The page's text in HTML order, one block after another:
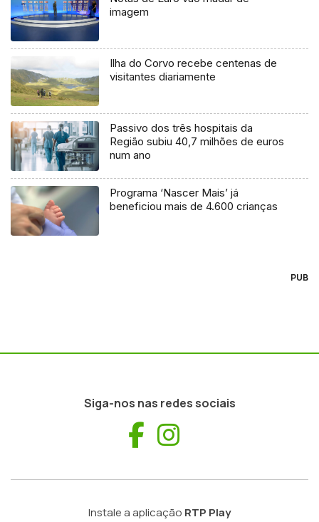
imagem
Ilha do Corvo recebe centenas de
visitantes diariamente
Passivo dos três hospitais da
Região subiu 40,7 milhões de euros
num ano
Programa ‘Nascer Mais’ já
beneficiou mais de 4.600 crianças
PUB
Siga-nos nas redes sociais
Facebook
Instale a aplicação RTP Play